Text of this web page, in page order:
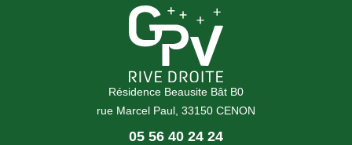
Résidence Beausite Bât B0
rue Marcel Paul, 33150 CENON
Téléphone
05 56 40 24 24